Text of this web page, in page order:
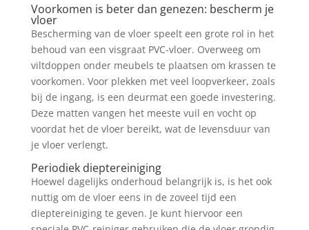
Voorkomen is beter dan genezen: bescherm je
vloer
Bescherming van de vloer speelt een grote rol in het
behoud van een visgraat PVC-vloer. Overweeg om
viltdoppen onder meubels te plaatsen om krassen te
voorkomen. Voor plekken met veel loopverkeer, zoals
bij de ingang, is een deurmat een goede investering.
Deze matten vangen het meeste vuil en vocht op
voordat het de vloer bereikt, wat de levensduur van
je vloer verlengt.
Periodiek dieptereiniging
Hoewel dagelijks onderhoud belangrijk is, is het ook
nuttig om de vloer eens in de zoveel tijd een
dieptereiniging te geven. Je kunt hiervoor een